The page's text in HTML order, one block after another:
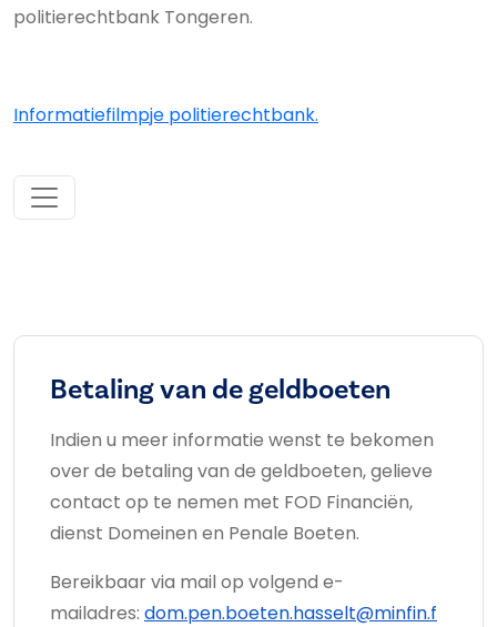
politierechtbank Tongeren.
Informatiefilmpje politierechtbank.
Betaling van de geldboeten
Indien u meer informatie wenst te bekomen
over de betaling van de geldboeten, gelieve
contact op te nemen met FOD Financiën,
dienst Domeinen en Penale Boeten.
Bereikbaar via mail op volgend e-
mailadres: dom.pen.boeten.hasselt@minfin.f